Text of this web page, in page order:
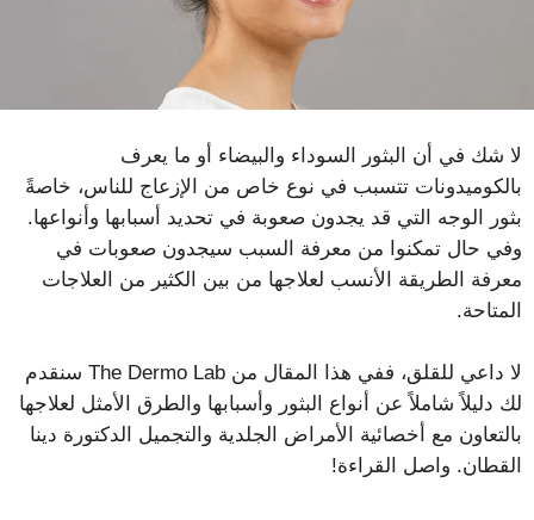
لا شك في أن البثور السوداء والبيضاء أو ما يعرف
بالكوميدونات تتسبب في نوع خاص من الإزعاج للناس، خاصةً
بثور الوجه التي قد يجدون صعوبة في تحديد أسبابها وأنواعها.
وفي حال تمكنوا من معرفة السبب سيجدون صعوبات في
معرفة الطريقة الأنسب لعلاجها من بين الكثير من العلاجات
المتاحة.
لا داعي للقلق، ففي هذا المقال من The Dermo Lab سنقدم
لك دليلاً شاملاً عن أنواع البثور وأسبابها والطرق الأمثل لعلاجها
بالتعاون مع أخصائية الأمراض الجلدية والتجميل الدكتورة دينا
القطان. واصل القراءة!